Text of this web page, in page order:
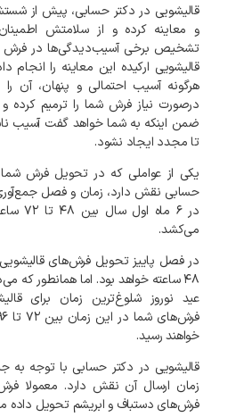
قالیشویی در دکتر حسابی، پیش از
و معاینه کرده و از سلامتش اطمینان
تشخیص برخی آسیب‌دیدگی‌ها در فرش
قالیشویی ارکیده این معاینه را انجام
هرگونه آسیب احتمالی و پنهان، آن را
درصورت نیاز فرش شما را ترمیم کرده و
ضمن اینکه به شما خواهد گفت آسیب
تا مجدد ایجاد نشود.
یکی از عواملی که در تحویل فرش شما
حسابی نقش دارد، زمان و فصل
در ۶ ماه اول سال بین ۴۸ تا ۷۲
می‌کشد.
در فصل پاییز تحویل فرش‌های قالیشویی
۴۸ساعته خواهد بود. اماهمانطور که
عید نوروز شلوغ‌ترین زمان برای
فرش‌های شما در این زمان بین ۷۲ تا
خواهند رسید.
قالیشویی در دکتر حسابی با توجه به
زمان ارسال آن نقش دارد. معمولا
فرش‌های دستباف و ابریشم تحویل داده